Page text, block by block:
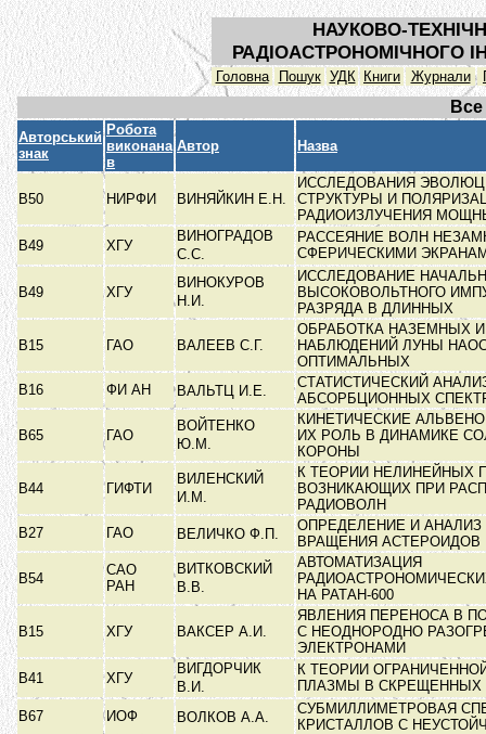
НАУКОВО-
РАДІОАСТРОНОМІЧНОГО
Головна Пошук УДК Книги Журнали
Авторський
знак
Робота
виконана
в
Автор Назва
В50 НИРФИ ВИНЯЙКИН Е.Н.
ИССЛЕДОВАНИЯ
СТРУКТУРЫ И
РАДИОИЗЛУЧЕНИЯ
В49
ХГУ
ВИНОГРАДОВ
С.С.
РАССЕЯНИЕ ВОЛН
СФЕРИЧЕСКИМИ
В49 ХГУ
ВИНОКУРОВ
Н.И.
ИССЛЕДОВАНИЕ
ВЫСОКОВОЛЬТНОГО
РАЗРЯДА В ДЛИННЫХ
В15 ГАО ВАЛЕЕВ С.Г.
ОБРАБОТКА НАЗЕМНЫХ
НАБЛЮДЕНИЙ ЛУНЫ
ОПТИМАЛЬНЫХ
В16
ФИ АН ВАЛЬТЦ И.Е.
СТАТИСТИЧЕСКИЙ
АБСОРБЦИОННЫХ
В65 ГАО
ВОЙТЕНКО
Ю.М.
КИНЕТИЧЕСКИЕ
ИХ РОЛЬ В ДИНАМИКЕ
КОРОНЫ
В44 ГИФТИ
ВИЛЕНСКИЙ
И.М.
К ТЕОРИИ НЕЛИНЕЙНЫХ
ВОЗНИКАЮЩИХ ПРИ
РАДИОВОЛН
В27
ГАО ВЕЛИЧКО Ф.П.
ОПРЕДЕЛЕНИЕ И
ВРАЩЕНИЯ АСТЕРОИДОВ
В54
САО
РАН
ВИТКОВСКИЙ
В.В.
АВТОМАТИЗАЦИЯ
НА РАТАН-600
В15 ХГУ ВАКСЕР А.И.
ЯВЛЕНИЯ ПЕРЕНОСА В
С НЕОДНОРОДНО
ЭЛЕКТРОНАМИ
В41
ХГУ
ВИГДОРЧИК
В.И.
К ТЕОРИИ
ПЛАЗМЫ В
В67
ИОФ ВОЛКОВ А.А.
СУБМИЛЛИМЕТРОВАЯ
КРИСТАЛЛОВ С